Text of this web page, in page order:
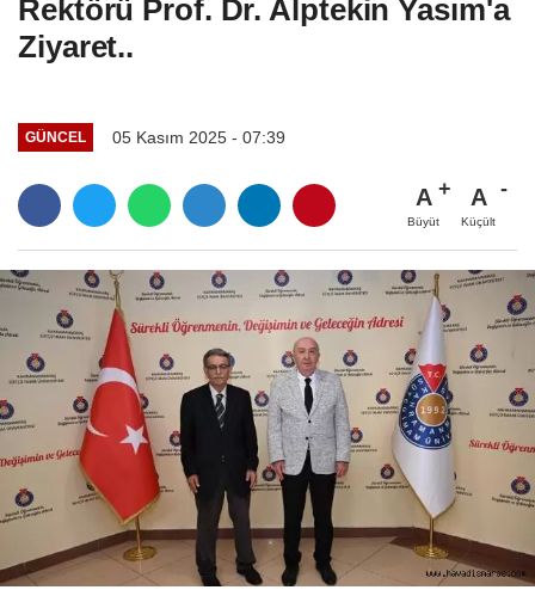
Rektörü Prof. Dr. Alptekin Yasım'a
Ziyaret..
GÜNCEL 05 Kasım 2025 - 07:39
A
Büyüt
A
Küçült